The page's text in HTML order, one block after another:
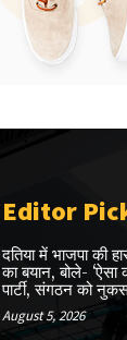
Editor
दतिया में भाजपा की
का बयान, बोले-
पार्टी, संगठन को
August 5, 2026